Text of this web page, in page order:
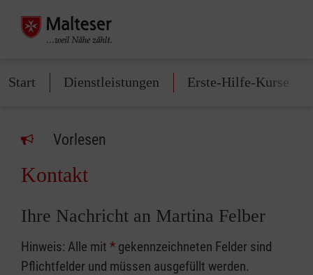
Start Dienstleistungen Erste-Hilfe-Kurse
Vorlesen
Kontakt
Ihre Nachricht an Martina Felber
Hinweis: Alle mit * gekennzeichneten Felder sind
Pflichtfelder und müssen ausgefüllt werden.